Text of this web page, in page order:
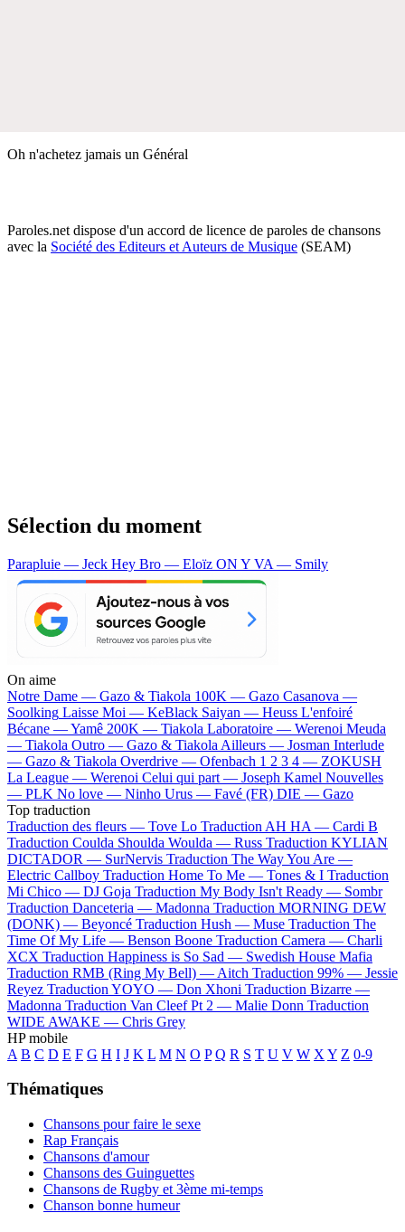
Oh n'achetez jamais un Général
Paroles.net dispose d'un accord de licence de paroles de chansons
avec la Société des Editeurs et Auteurs de Musique (SEAM)
Sélection du moment
Parapluie — Jeck Hey Bro — Eloïz ON Y VA — Smily
On aime
Notre Dame — Gazo & Tiakola 100K — Gazo Casanova —
Soolking Laisse Moi — KeBlack Saiyan — Heuss L'enfoiré
Bécane —Yamê 200K — Tiakola Laboratoire — Werenoi Meuda
— Tiakola Outro — Gazo & Tiakola Ailleurs — Josman Interlude
— Gazo & Tiakola Overdrive — Ofenbach 1 2 3 4 — ZOKUSH
La League — Werenoi Celui qui part — Joseph Kamel Nouvelles
— PLK No love — Ninho Urus — Favé (FR) DIE — Gazo
Top traduction
Traduction des fleurs — Tove Lo Traduction AH HA — Cardi B
Traduction Coulda Shoulda Woulda — Russ Traduction KYLIAN
DICTADOR — SurNervis Traduction The Way You Are —
Electric Callboy Traduction Home To Me — Tones & I Traduction
Mi Chico — DJ Goja Traduction My Body Isn't Ready — Sombr
Traduction Danceteria — Madonna Traduction MORNING DEW
(DONK) — Beyoncé Traduction Hush — Muse Traduction The
Time Of My Life — Benson Boone Traduction Camera — Charli
XCX Traduction Happiness is So Sad — Swedish House Mafia
Traduction RMB (Ring My Bell) — Aitch Traduction 99% — Jessie
Reyez Traduction YOYO — Don Xhoni Traduction Bizarre —
Madonna Traduction Van Cleef Pt 2 — Malie Donn Traduction
WIDE AWAKE — Chris Grey
HP mobile
A B C D E F G H I J K L M N O P Q R S T U V W X Y Z 0-9
Thématiques
Chansons pour faire le sexe
Rap Français
Chansons d'amour
Chansons des Guinguettes
Chansons de Rugby et 3ème mi-temps
Chanson bonne humeur